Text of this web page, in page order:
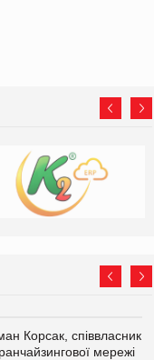
Корсак, співвласник
мережі